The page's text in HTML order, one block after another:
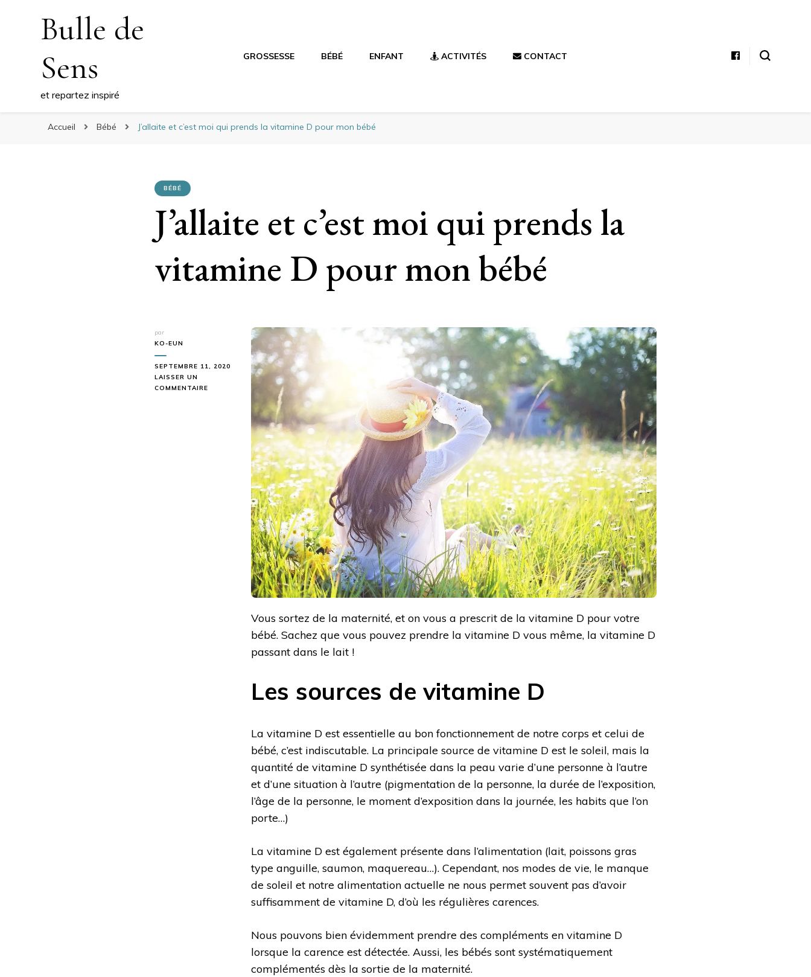
Bulle de
Sens
et repartez inspiré
GROSSESSE BÉBÉ ENFANT ACTIVITÉS CONTACT
Accueil Bébé J’allaite et c’est moi qui prends la vitamine D pour mon bébé
BÉBÉ
J’allaite et c’est moi qui prends la
vitamine D pour mon bébé
par
KO-EUN
SEPTEMBRE 11, 2020
LAISSER UN
COMMENTAIRE
Vous sortez de la maternité, et on vous a prescrit de la vitamine D pour votre
bébé. Sachez que vous pouvez prendre la vitamine D vous même, la vitamine D
passant dans le lait !
Les sources de vitamine D
La vitamine D est essentielle au bon fonctionnement de notre corps et celui de
bébé, c’est indiscutable. La principale source de vitamine D est le soleil, mais la
quantité de vitamine D synthétisée dans la peau varie d’une personne à l’autre
et d’une situation à l’autre (pigmentation de la personne, la durée de l’exposition,
l’âge de la personne, le moment d’exposition dans la journée, les habits que l’on
porte…)
La vitamine D est également présente dans l’alimentation (lait, poissons gras
type anguille, saumon, maquereau…). Cependant, nos modes de vie, le manque
de soleil et notre alimentation actuelle ne nous permet souvent pas d’avoir
suffisamment de vitamine D, d’où les régulières carences.
Nous pouvons bien évidemment prendre des compléments en vitamine D
lorsque la carence est détectée. Aussi, les bébés sont systématiquement
complémentés dès la sortie de la maternité.